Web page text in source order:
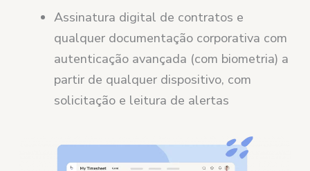
Assinatura digital de contratos e
qualquer documentação corporativa com
autenticação avançada (com biometria) a
partir de qualquer dispositivo, com
solicitação e leitura de alertas